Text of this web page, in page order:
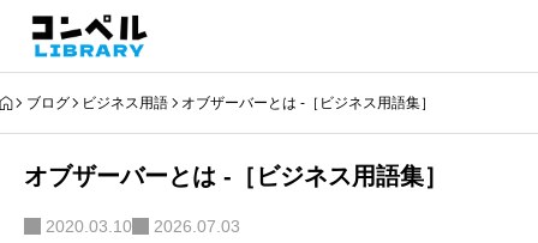
ブログ ビジネス用語 オブザーバーとは -［ビジネス用語集］
オブザーバーとは -［ビジネス用語集］
2020.03.10 2026.07.03